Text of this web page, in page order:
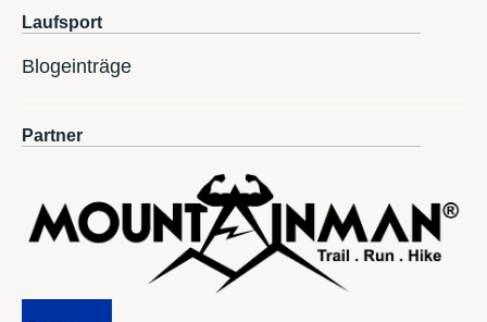
Laufsport
Blogeinträge
Partner